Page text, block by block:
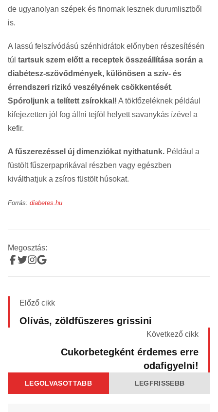
de ugyanolyan szépek és finomak lesznek durumlisztből
is.
A lassú felszívódású szénhidrátok előnyben részesítésén
túl tartsuk szem előtt a receptek összeállítása során a
diabétesz-szövődmények, különösen a szív- és
érrendszeri rizikó veszélyének csökkentését.
Spóroljunk a telített zsírokkal! A tökfőzeléknek például
kifejezetten jól fog állni tejföl helyett savanykás ízével a
kefir.
A fűszerezéssel új dimenziókat nyithatunk. Például a
füstölt fűszerpaprikával részben vagy egészben
kiválthatjuk a zsíros füstölt húsokat.
Forrás: diabetes.hu
Megosztás:
Előző cikk
Olívás, zöldfűszeres grissini
Következő cikk
Cukorbetegként érdemes erre
odafigyelni!
LEGOLVASOTTABB LEGFRISSEBB